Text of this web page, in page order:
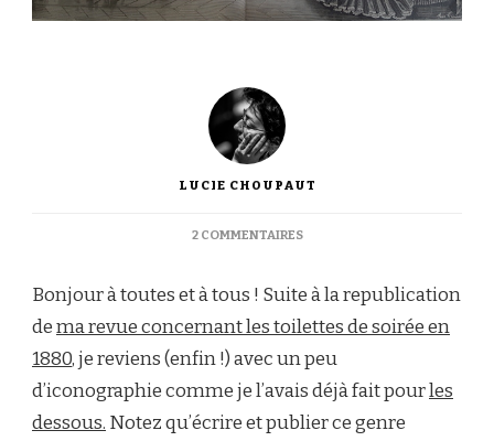
LUCIE CHOUPAUT
2 COMMENTAIRESSUR
EN
1880
:
PARLONS
TOILETTES
DE
BAL…
Bonjour à toutes et à tous ! Suite à la republication
dema revue concernant les toilettes de soirée en
1880, je reviens (enfin !) avec un peu
d’iconographie comme je l’avais déjà fait pourles
dessous. Notez qu’écrire et publier ce genre